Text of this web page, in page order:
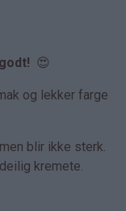
😍
og lekker farge
blir ikke sterk.
kremete.